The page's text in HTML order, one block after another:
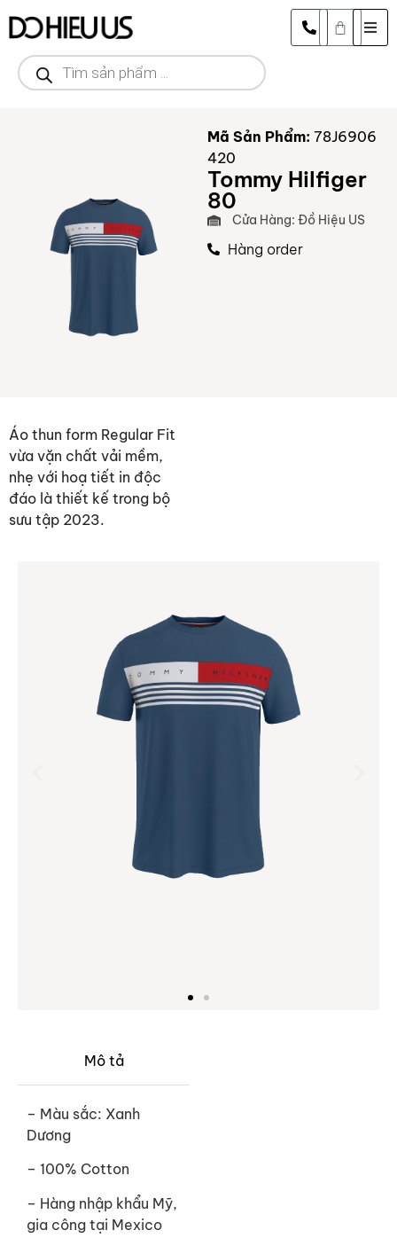
Mã Sản Phẩm: 78J6906
420
Tommy Hilfiger
80
Cửa Hàng: Đồ Hiệu US
Hàng order
Áo thun form Regular Fit
vừa vặn chất vải mềm,
nhẹ với hoạ tiết in độc
đáo là thiết kế trong bộ
sưu tập 2023.
Mô tả
– Màu sắc: Xanh
Dương
– 100% Cotton
– Hàng nhập khẩu Mỹ,
gia công tại Mexico